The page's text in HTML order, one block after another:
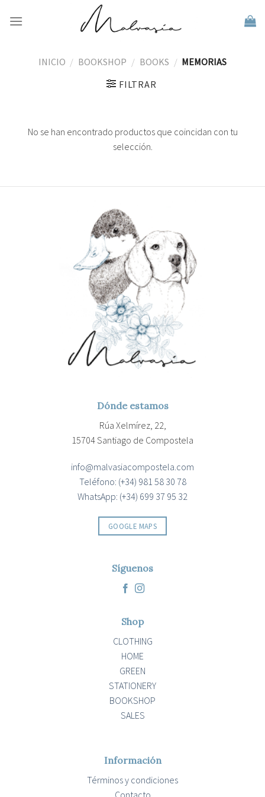
INICIO / BOOKSHOP / BOOKS / MEMORIAS
FILTRAR
No se han encontrado productos que coincidan con tu
selección.
Dónde estamos
Rúa Xelmírez, 22,
15704 Santiago de Compostela
info@malvasiacompostela.com
Teléfono: (+34) 981 58 30 78
WhatsApp: (+34) 699 37 95 32
GOOGLE MAPS
Síguenos
Shop
CLOTHING
HOME
GREEN
STATIONERY
BOOKSHOP
SALES
Información
Términos y condiciones